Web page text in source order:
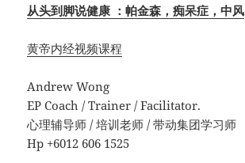
从头到脚说健康 ：帕金森，痴呆症，中风
黄帝内经视频课程
Andrew Wong
EP Coach / Trainer / Facilitator.
心理辅导师 / 培训老师 / 带动集团学习师
Hp +6012 606 1525